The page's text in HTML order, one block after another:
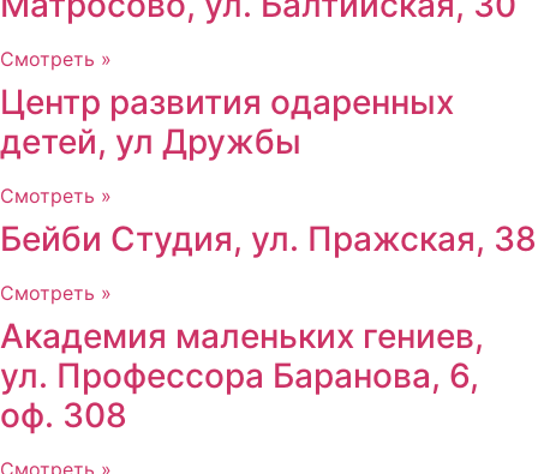
Смотреть »
Центр развития одаренных
детей, ул Дружбы
Смотреть »
Бейби Студия, ул. Пражская, 38
Смотреть »
Академия маленьких гениев,
ул. Профессора Баранова, 6,
оф. 308
Смотреть »